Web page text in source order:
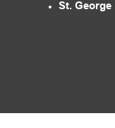
St. George